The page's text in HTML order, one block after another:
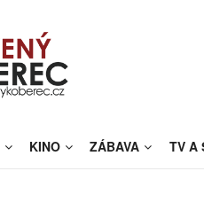
KINO ZÁBAVA TV A